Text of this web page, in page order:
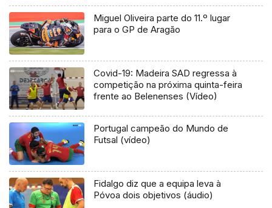
Miguel Oliveira parte do 11.º lugar
para o GP de Aragão
Covid-19: Madeira SAD regressa à
competição na próxima quinta-feira
frente ao Belenenses (Vídeo)
Portugal campeão do Mundo de
Futsal (vídeo)
Fidalgo diz que a equipa leva à
Póvoa dois objetivos (áudio)